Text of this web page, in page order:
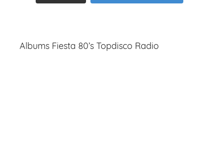
Albums Fiesta 80’s Topdisco Radio